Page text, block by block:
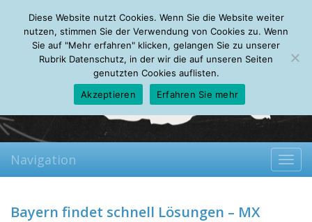
Thursday, 06.08.2026
Mein Account
About Autoren Leseempfehlungen FAQ
Navigation
Bayern findet schnell Lösungen – MX
Diese Website nutzt Cookies. Wenn Sie die Website weiter
nutzen, stimmen Sie der Verwendung von Cookies zu. Wenn
Sie auf "Mehr erfahren" klicken, gelangen Sie zu unserer
Rubrik Datenschutz, in der wir die auf unseren Seiten
genutzten Cookies auflisten.
Akzeptieren
Erfahren Sie mehr